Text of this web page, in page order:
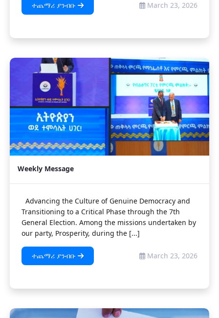
ተጨማሪ ያንብቡ March 23, 2026
Weekly Message
Advancing the Culture of Genuine Democracy and
Transitioning to a Critical Phase through the 7th
General Election. Among the missions undertaken by
our party, Prosperity, during the [...]
ተጨማሪ ያንብቡ March 23, 2026